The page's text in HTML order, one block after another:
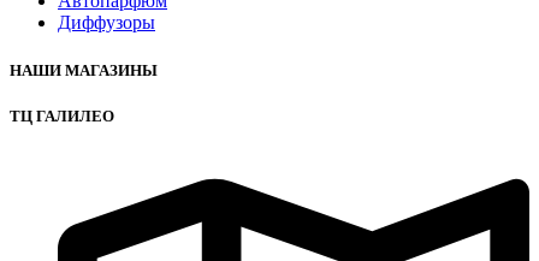
Диффузоры
НАШИ МАГАЗИНЫ
ТЦ ГАЛИЛЕО